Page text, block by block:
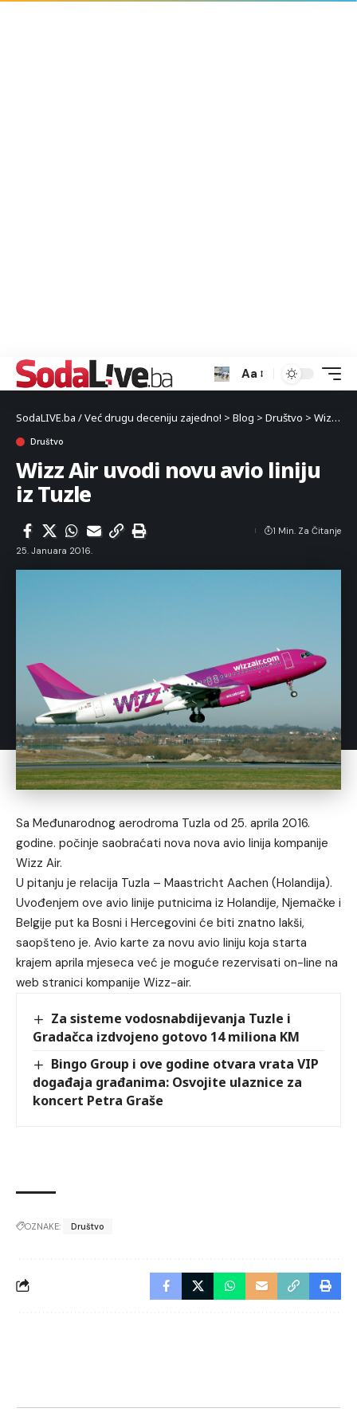
Aa
SodaLIVE.ba / Već drugu deceniju zajedno! > Blog > Društvo > Wizz Air uvodi novu avio liniju iz Tuzle
Društvo
Wizz Air uvodi novu avio liniju
iz Tuzle
25. Januara 2016.
1 Min. Za Čitanje
Sa Međunarodnog aerodroma Tuzla od 25. aprila 2016.
godine. počinje saobraćati nova nova avio linija kompanije
Wizz Air.
U pitanju je relacija Tuzla – Maastricht Aachen (Holandija).
Uvođenjem ove avio linije putnicima iz Holandije, Njemačke i
Belgije put ka Bosni i Hercegovini će biti znatno lakši,
saopšteno je. Avio karte za novu avio liniju koja starta
krajem aprila mjeseca već je moguće rezervisati on-line na
web stranici kompanije Wizz-air.
Za sisteme vodosnabdijevanja Tuzle i
Gradačca izdvojeno gotovo 14 miliona KM
Bingo Group i ove godine otvara vrata VIP
događaja građanima: Osvojite ulaznice za
koncert Petra Graše
OZNAKE: Društvo